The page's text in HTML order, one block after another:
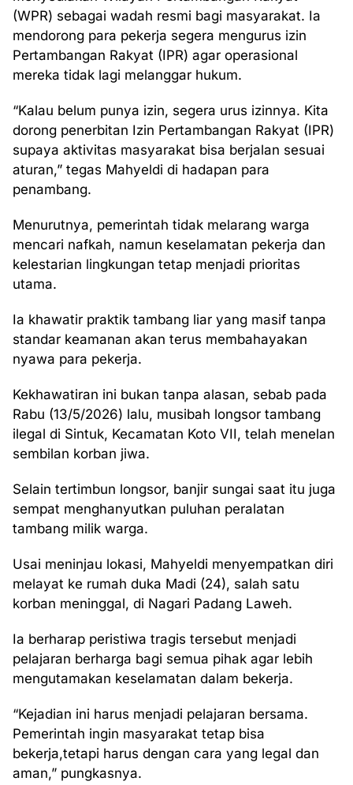
(WPR) sebagai wadah resmi bagi masyarakat. Ia
mendorong para pekerja segera mengurus izin
Pertambangan Rakyat (IPR) agar operasional
mereka tidak lagi melanggar hukum.
“Kalau belum punya izin, segera urus izinnya. Kita
dorong penerbitan Izin Pertambangan Rakyat (IPR)
supaya aktivitas masyarakat bisa berjalan sesuai
aturan,” tegas Mahyeldi di hadapan para
penambang.
Menurutnya, pemerintah tidak melarang warga
mencari nafkah, namun keselamatan pekerja dan
kelestarian lingkungan tetap menjadi prioritas
utama.
Ia khawatir praktik tambang liar yang masif tanpa
standar keamanan akan terus membahayakan
nyawa para pekerja.
Kekhawatiran ini bukan tanpa alasan, sebab pada
Rabu (13/5/2026) lalu, musibah longsor tambang
ilegal di Sintuk, Kecamatan Koto VII, telah menelan
sembilan korban jiwa.
Selain tertimbun longsor, banjir sungai saat itu juga
sempat menghanyutkan puluhan peralatan
tambang milik warga.
Usai meninjau lokasi, Mahyeldi menyempatkan diri
melayat ke rumah duka Madi (24), salah satu
korban meninggal, di Nagari Padang Laweh.
Ia berharap peristiwa tragis tersebut menjadi
pelajaran berharga bagi semua pihak agar lebih
mengutamakan keselamatan dalam bekerja.
“Kejadian ini harus menjadi pelajaran bersama.
Pemerintah ingin masyarakat tetap bisa
bekerja,tetapi harus dengan cara yang legal dan
aman,” pungkasnya.